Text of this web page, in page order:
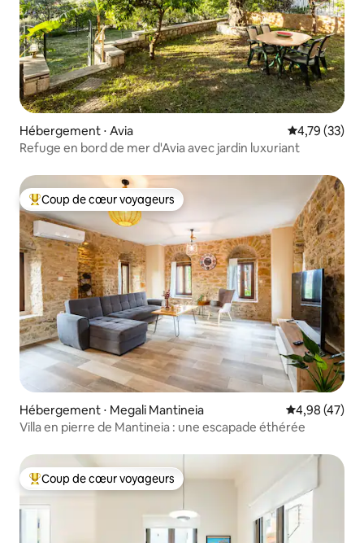
Hébergement ⋅ Avia Évaluation
4,79 (33)
Refuge en bord de mer d'Avia avec jardin luxuriant
Coups de cœur voyageurs les plus appréciés
Coup de cœur voyageurs
Hébergement ⋅ Megali Mantineia Évaluation
4,98 (47)
Villa en pierre de Mantineia : une escapade éthérée
Coups de cœur voyageurs les plus appréciés
Coup de cœur voyageurs